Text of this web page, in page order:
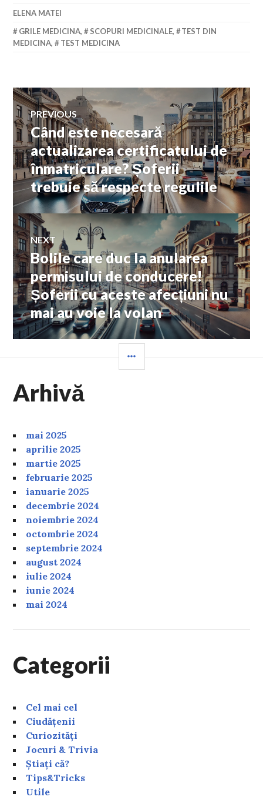
ELENA MATEI
GRILE MEDICINA, SCOPURI MEDICINALE,
TEST DIN
MEDICINA, TEST MEDICINA
Navigare
în
articole
PREVIOUS
Previous
post:
Când este necesară
actualizarea certificatului de
înmatriculare? Șoferii
trebuie să respecte regulile
NEXT
Next
post:
Bolile care duc la anularea
permisului de conducere!
Șoferii cu aceste afecțiuni nu
mai au voie la volan
Arhivă
mai 2025
aprilie 2025
martie 2025
februarie 2025
ianuarie 2025
decembrie 2024
noiembrie 2024
octombrie 2024
septembrie 2024
august 2024
iulie 2024
iunie 2024
mai 2024
Categorii
Cel mai cel
Ciudățenii
Curiozități
Jocuri & Trivia
Știați că?
Tips&Tricks
Utile